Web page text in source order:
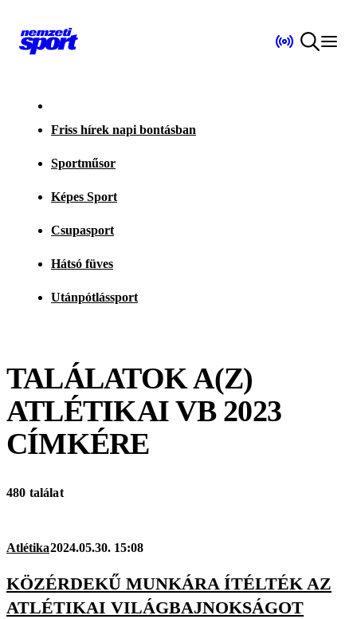
Friss hírek napi bontásban
Sportműsor
Képes Sport
Csupasport
Hátsó füves
Utánpótlássport
TALÁLATOK A(Z)
ATLÉTIKAI VB 2023
CÍMKÉRE
480 találat
Atlétika2024.05.30. 15:08
KÖZÉRDEKŰ MUNKÁRA ÍTÉLTÉK AZ
ATLÉTIKAI VILÁGBAJNOKSÁGOT